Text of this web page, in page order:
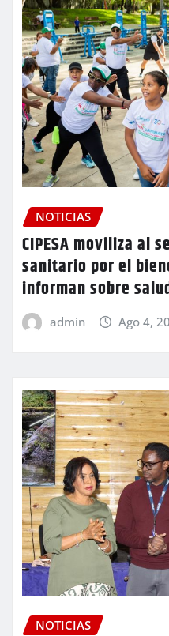
NOTICIAS
CIPESA moviliza al
sanitario por el
informan sobre
admin Ago 4,
NOTICIAS